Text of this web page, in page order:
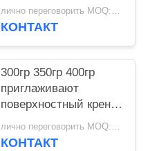
допускаемой нагрузки
на опору 80г 90г
лично переговорить MOQ:1 тонна
КОНТАКТ
300гр 350гр 400гр
приглаживают
поверхностный крен
бумаги Брауна Крафт
в пакете вьюрка
лично переговорить MOQ:3 тонны
КОНТАКТ